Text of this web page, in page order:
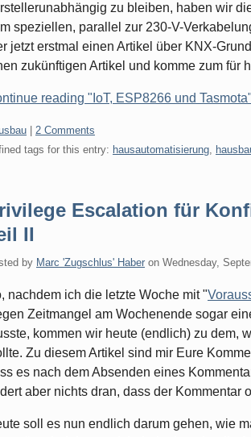
zu bleiben, haben wir
speziellen, parallel zur 230-V-
jetzt erstmal einen Artikel über KNX-
zukünftigen Artikel und komme zum für
reading "IoT, ESP8266 und Tasmota"
2 Comments
tags for this entry: hausautomatisierung,
Escalation für
II
by Marc 'Zugschlus' Haber on Wednesday,
nachdem ich die letzte Woche mit "
Zeitmangel am Wochenende sogar
kommen wir heute (endlich) zu dem,
Zu diesem Artikel sind mir Eure
es nach dem Absenden eines
aber nichts dran, dass der Kommentar
soll es nun endlich darum gehen, wie